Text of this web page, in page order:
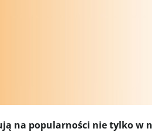
na popularności nie tylko w